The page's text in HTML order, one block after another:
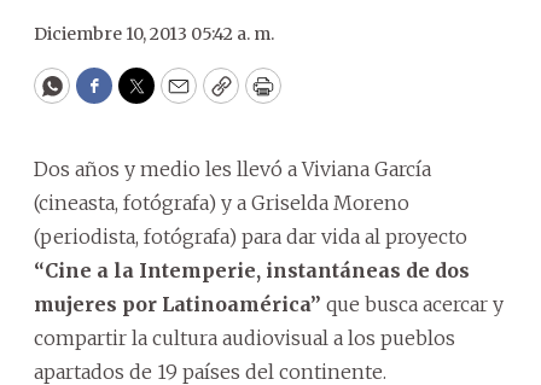
Diciembre 10, 2013 05:42 a. m.
WhatsApp
Facebook
Twitter
EmailCopyPrint
Dos años y medio les llevó a Viviana García
(cineasta, fotógrafa) y a Griselda Moreno
(periodista, fotógrafa) para dar vida al proyecto
“Cine a la Intemperie, instantáneas de dos
mujeres por Latinoamérica” que busca acercar y
compartir la cultura audiovisual a los pueblos
apartados de 19 países del continente.